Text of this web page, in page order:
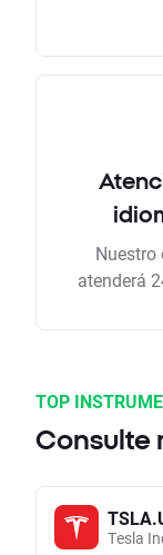
Nuestro
atenderá
TOP
Consulte
Tesla